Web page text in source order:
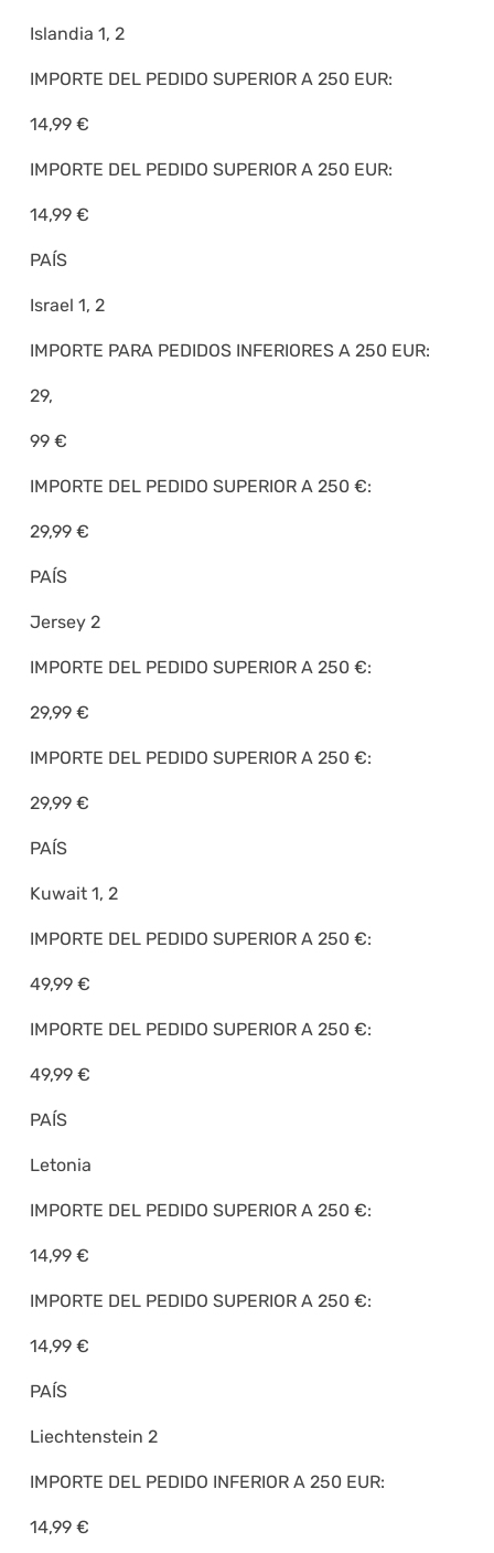
Islandia 1, 2
IMPORTE DEL PEDIDO SUPERIOR A 250 EUR:
14,99 €
IMPORTE DEL PEDIDO SUPERIOR A 250 EUR:
14,99 €
PAÍS
Israel 1, 2
IMPORTE PARA PEDIDOS INFERIORES A 250 EUR:
29,
99 €
IMPORTE DEL PEDIDO SUPERIOR A 250 €:
29,99 €
PAÍS
Jersey 2
IMPORTE DEL PEDIDO SUPERIOR A 250 €:
29,99 €
IMPORTE DEL PEDIDO SUPERIOR A 250 €:
29,99 €
PAÍS
Kuwait 1, 2
IMPORTE DEL PEDIDO SUPERIOR A 250 €:
49,99 €
IMPORTE DEL PEDIDO SUPERIOR A 250 €:
49,99 €
PAÍS
Letonia
IMPORTE DEL PEDIDO SUPERIOR A 250 €:
14,99 €
IMPORTE DEL PEDIDO SUPERIOR A 250 €:
14,99 €
PAÍS
Liechtenstein 2
IMPORTE DEL PEDIDO INFERIOR A 250 EUR:
14,99 €